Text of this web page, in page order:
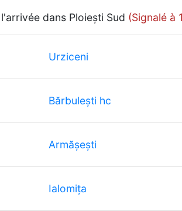
dans Ploiești Sud (Signalé à
Urziceni
Bărbulești hc
Armășești
Ialomița